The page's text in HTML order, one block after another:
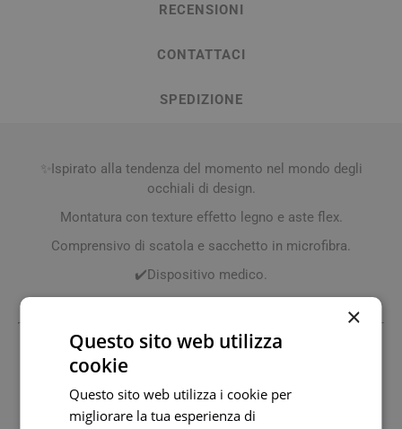
RECENSIONI
CONTATTACI
SPEDIZIONE
✨Ispirato alla tendenza del momento nel mondo degli
occhiali di design.
Montatura con texture effetto legno e aste flex.
Comprensivo di scatola e sacchetto in microfibra.
​✔️​Dispositivo medico.
Distributore Nazionale
Fidia Farmaceutici Spa00204260285 www.fidiapharma.com
×
Questo sito web utilizza
cookie
Questo sito web utilizza i cookie per
migliorare la tua esperienza di